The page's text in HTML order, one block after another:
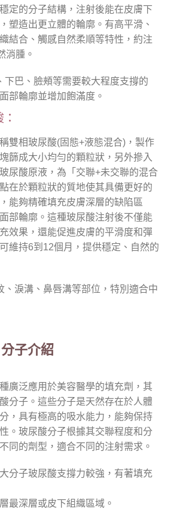
定的分子結構，注射後能在皮膚下
塑造出更立體的輪廓。有高平滑、
結合、觸感自然柔順等特性，約注
消腫。
下巴、臉頰等需要較大程度支撐的
部輪廓並增加飽滿度。
雙相玻尿酸(固態+液態混合)，製作
篩成大小均勻的顆粒狀，另外摻入
尿酸原液，為「交聯+未交聯的混合
在於顆粒狀的質地使其具備更好的
能夠精確填充皮膚深層的缺陷區
部輪廓。這種玻尿酸注射後不僅能
效果，還能促進皮膚的平滑度和彈
維持6到12個月，提供穩定、自然的
、淚溝、鼻唇溝等部位，特別適合中
子介紹
廣泛應用於美容醫學的填充劑，其
分子。這些分子是天然存在於人體
，具有極高的吸水能力，能夠保持
。玻尿酸分子根據其交聯程度和分
同的劑型，適合不同的注射需求。
大分子玻尿酸支撐力較強，有著填充
最深層或皮下組織區域。